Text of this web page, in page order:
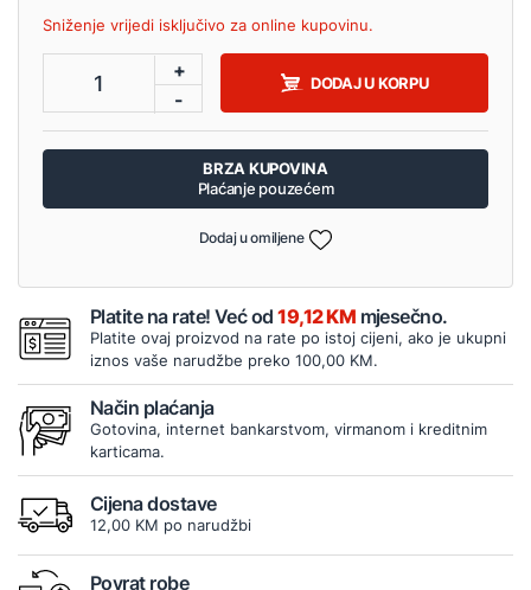
Sniženje vrijedi isključivo za online kupovinu.
1
+
-
DODAJ U KORPU
BRZA KUPOVINA
Plaćanje pouzećem
Dodaj u omiljene
Platite na rate! Već od19,12 KM mjesečno.
Platite ovaj proizvod na rate po istoj cijeni, ako je ukupni
iznos vaše narudžbe preko 100,00 KM.
Način plaćanja
Gotovina, internet bankarstvom, virmanom i kreditnim
karticama.
Cijena dostave
12,00 KM po narudžbi
Povrat robe